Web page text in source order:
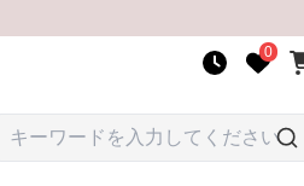
0